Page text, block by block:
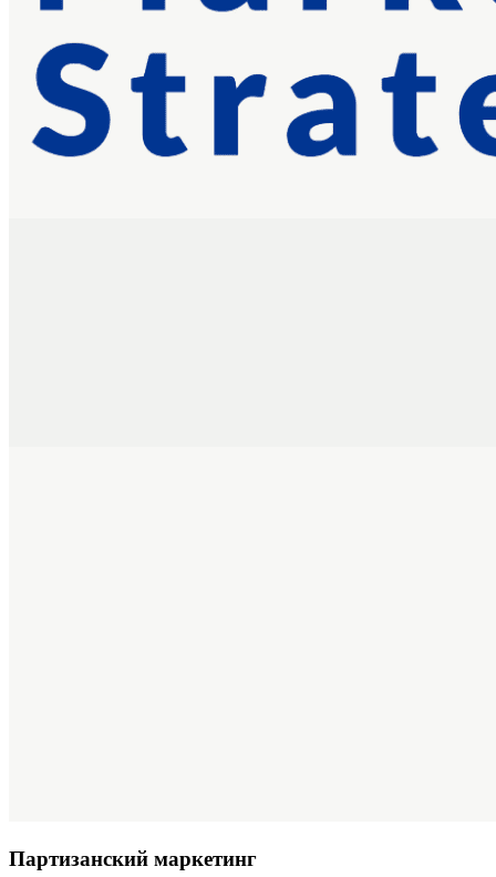
Партизанский маркетинг